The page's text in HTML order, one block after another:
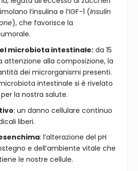
l’insulina e l’IGF-1 (Insulin
), che favorisce la
microbiota intestinale:da 15
attenzione alla composizione, la
dei microrganismi presenti.
intestinale si è rivelato
la nostra salute.
: un danno cellulare continuo
liberi.
: l’alterazione del pH
e dell’ambiente vitale che
le nostre cellule.